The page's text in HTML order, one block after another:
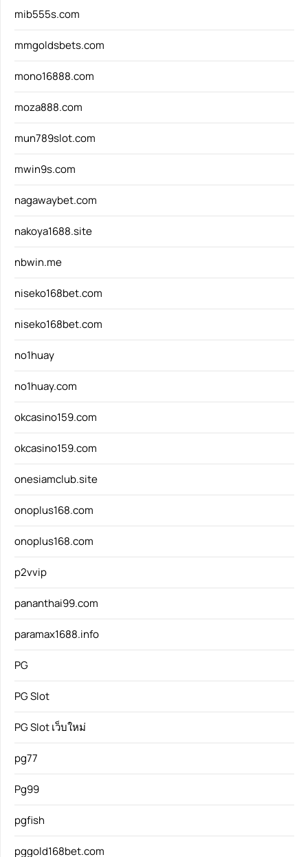
mib555s.com
mmgoldsbets.com
mono16888.com
moza888.com
mun789slot.com
mwin9s.com
nagawaybet.com
nakoya1688.site
nbwin.me
niseko168bet.com
niseko168bet.com
no1huay
no1huay.com
okcasino159.com
okcasino159.com
onesiamclub.site
onoplus168.com
onoplus168.com
p2vvip
pananthai99.com
paramax1688.info
PG
PG Slot
PG Slot เว็บใหม่
pg77
Pg99
pgfish
pggold168bet.com